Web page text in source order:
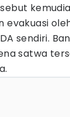
evakuasi
sendiri.
satwa